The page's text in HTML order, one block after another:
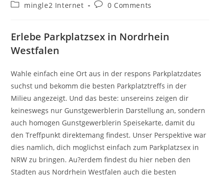
mingle2 Internet
0 Comments
Erlebe Parkplatzsex in Nordrhein
Westfalen
Wahle einfach eine Ort aus in der respons Parkplatzdates
suchst und bekomm die besten Parkplatztreffs in der
Milieu angezeigt. Und das beste: unsereins zeigen dir
keineswegs nur Gunstgewerblerin Darstellung an, sondern
auch homogen Gunstgewerblerin Speisekarte, damit du
den Treffpunkt direktemang findest. Unser Perspektive war
dies namlich, dich moglichst einfach zum Parkplatzsex in
NRW zu bringen. Au?erdem findest du hier neben den
Stadten aus Nordrhein Westfalen auch die besten